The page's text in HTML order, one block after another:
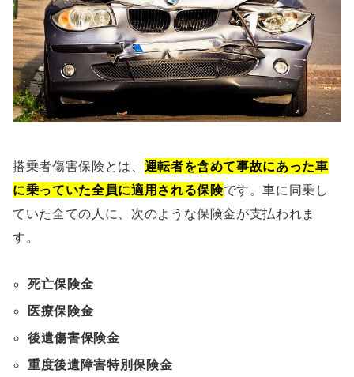
搭乗者傷害保険とは、 運転者を含めて事故にあった車
に乗っていた全員に適用される保険です。車に同乗し
ていた全ての人に、次のような保険金が支払われま
す。
死亡保険金
医療保険金
後遺傷害保険金
重度後遺障害特別保険金